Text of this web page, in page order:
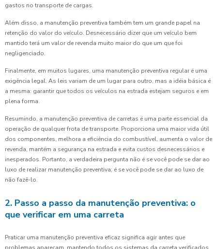
gastos no transporte de cargas.
Além disso, a manutenção preventiva também tem um grande papel na
retenção do valor do veículo. Desnecessário dizer que um veículo bem
mantido terá um valor de revenda muito maior do que um que foi
negligenciado.
Finalmente, em muitos lugares, uma manutenção preventiva regular é uma
exigência legal. As leis variam de um lugar para outro, mas a idéia básica é
a mesma: garantir que todos os veículos na estrada estejam seguros e em
plena forma.
Resumindo, a manutenção preventiva de carretas é uma parte essencial da
operação de qualquer frota de transporte. Proporciona uma maior vida útil
dos componentes, melhora a eficiência do combustível, aumenta o valor de
revenda, mantém a segurança na estrada e evita custos desnecessários e
inesperados. Portanto, a verdadeira pergunta não é se você pode se dar ao
luxo de realizar manutenção preventiva; é se você pode se dar ao luxo de
não fazê-lo.
2. Passo a passo da manutenção preventiva: o
que verificar em uma carreta
Praticar uma manutenção preventiva eficaz significa agir antes que